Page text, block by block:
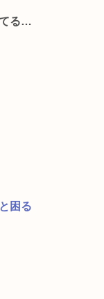
る…
困る